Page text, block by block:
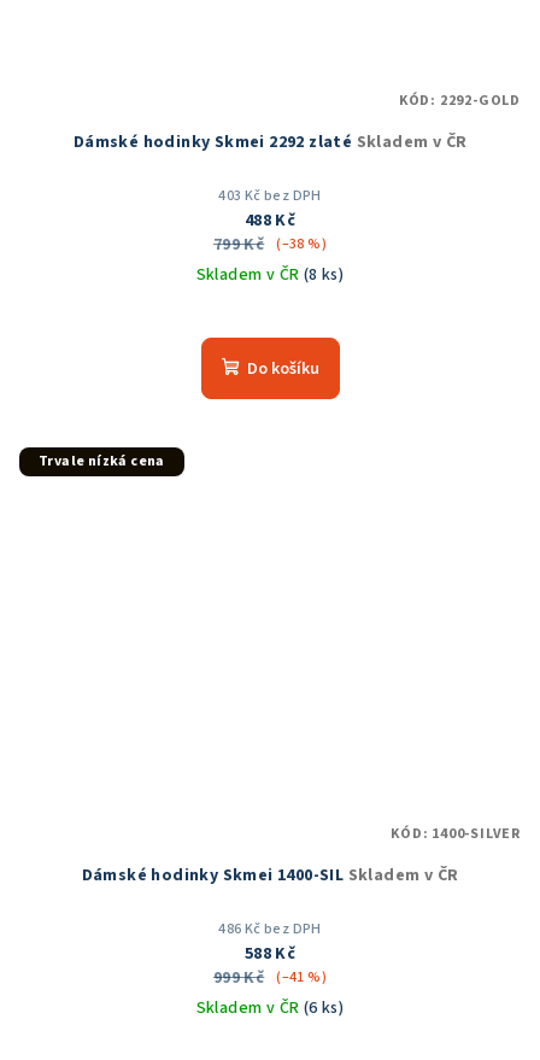
Dámské hodinky Skmei 2292 zlaté Skladem v ČR
403 Kč bez DPH
488 Kč
799 Kč (–38 %)
Skladem v ČR (8 ks)
hodnocení
produktu
Do košíku
KÓD: 2292-GOLD
Trvale nízká cena
Dámské hodinky Skmei 1400-SIL Skladem v ČR
486 Kč bez DPH
588 Kč
999 Kč (–41 %)
Skladem v ČR (6 ks)
KÓD: 1400-SILVER